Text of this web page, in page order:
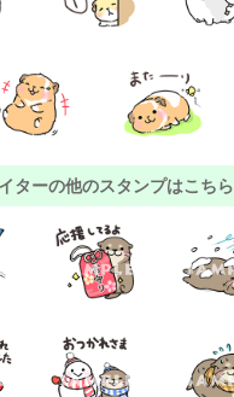
ターの他のスタンプはこちら